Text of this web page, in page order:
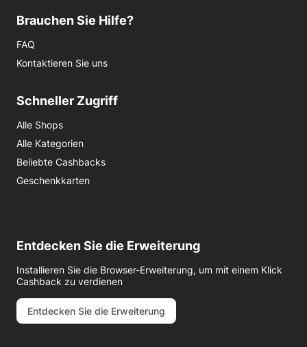
Brauchen Sie Hilfe?
FAQ
Kontaktieren Sie uns
Schneller Zugriff
Alle Shops
Alle Kategorien
Beliebte Cashbacks
Geschenkkarten
Entdecken Sie die Erweiterung
Installieren Sie die Browser-Erweiterung, um mit einem Klick
Cashback zu verdienen
Entdecken Sie die Erweiterung